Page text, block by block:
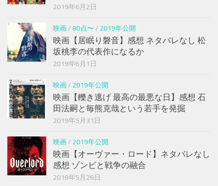
2019年6月2日
映画/ 80点〜 / 2019年公開
映画【居眠り磐音】感想 ネタバレなし 松
坂桃李の代表作になるか
2019年6月1日
映画/ 2019年公開
映画【轢き逃げ 最高の最悪な日】感想 石
田法嗣と毎熊克哉という若手を発掘
2019年5月31日
映画/ 2019年公開
映画【オーヴァー・ロード】ネタバレなし
感想 ゾンビと戦争の融合
2019年5月26日